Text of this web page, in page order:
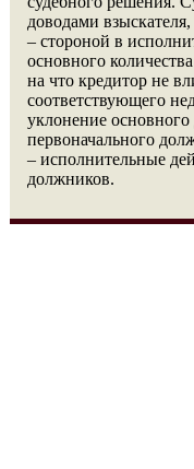
доводами
– стороной в
основного
на что кредитор не
соответствующего
уклонение
первоначального
– исполнительные
должников.